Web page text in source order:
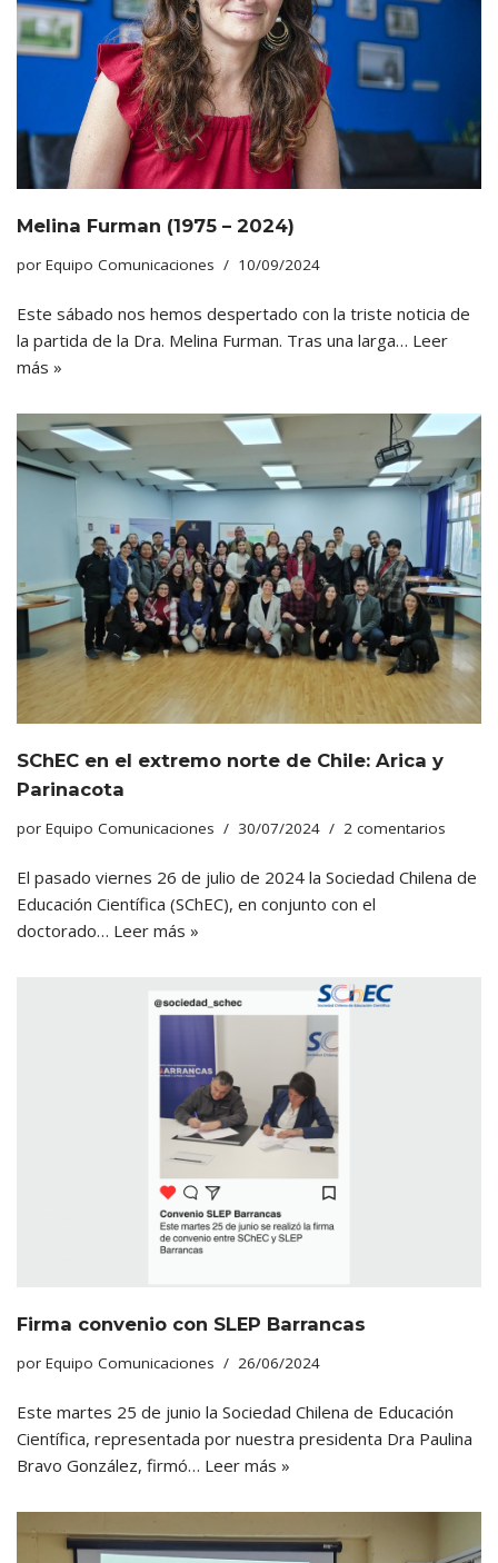
Melina Furman (1975 – 2024)
por Equipo Comunicaciones 10/09/2024
Este sábado nos hemos despertado con la triste noticia de
la partida de la Dra. Melina Furman. Tras una larga… Leer
más »
SChEC en el extremo norte de Chile: Arica y
Parinacota
por Equipo Comunicaciones 30/07/2024 2 comentarios
El pasado viernes 26 de julio de 2024 la Sociedad Chilena de
Educación Científica (SChEC), en conjunto con el
doctorado… Leer más »
Firma convenio con SLEP Barrancas
por Equipo Comunicaciones 26/06/2024
Este martes 25 de junio la Sociedad Chilena de Educación
Científica, representada por nuestra presidenta Dra Paulina
Bravo González, firmó… Leer más »